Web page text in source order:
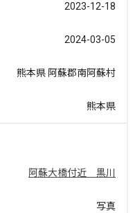
2023-12-18
2024-03-05
熊本県 阿蘇郡南阿蘇村
熊本県
阿蘇大橋付近 黒川
写真